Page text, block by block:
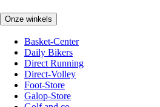
Onze winkels
Basket-Center
Daily Bikers
Direct Running
Direct-Volley
Foot-Store
Galop-Store